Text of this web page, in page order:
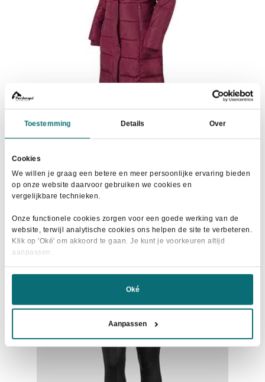
Toestemming Details Over
Cookies
We willen je graag een betere en meer persoonlijke ervaring bieden
op onze website daarvoor gebruiken we cookies en
vergelijkbare technieken.
Onze functionele cookies zorgen voor een goede werking van de
website, terwijl analytische cookies ons helpen de site te verbeteren.
Klik op 'Oké' om akkoord te gaan. Je kunt je voorkeuren altijd
aanpassen.
Oké
Aanpassen
Horka Winterjas Glacier Bordeaux
Oorspronkelijke
was:
€149,95.
€90,00Huidige
is:
€90,00.
Maat selecteren
product
variaties.
Deze
kan
productpagina
- 20%